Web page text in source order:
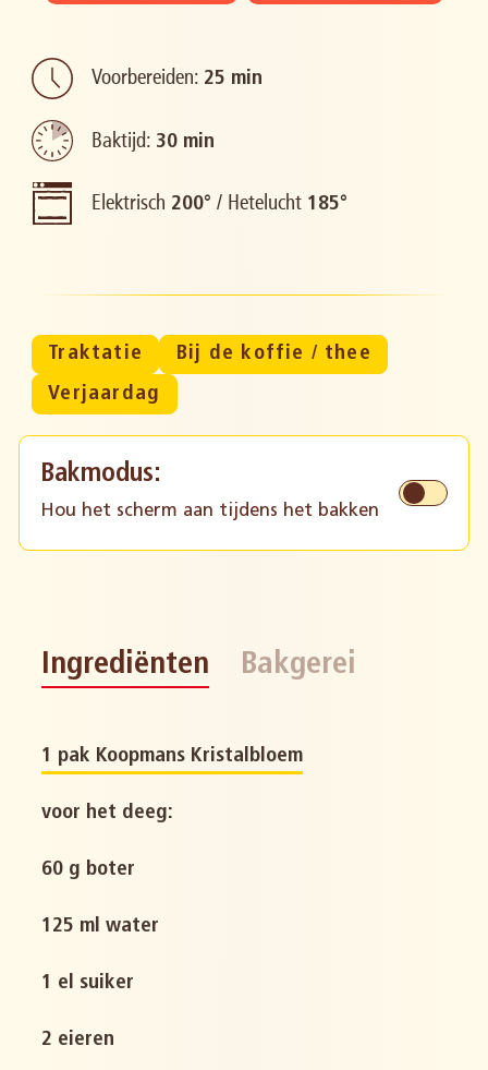
Voorbereiden: 25 min
Baktijd: 30 min
Elektrisch 200° / Hetelucht 185°
Traktatie
Bij de koffie / thee
Verjaardag
Bakmodus:
Hou het scherm aan tijdens het bakken
Ingrediënten Bakgerei
1 pak Koopmans Kristalbloem
voor het deeg:
60 g boter
125 ml water
1 el suiker
2 eieren